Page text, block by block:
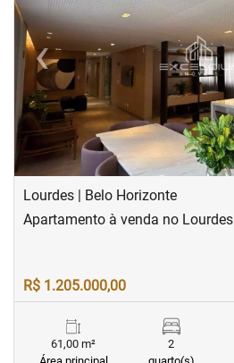
‹Previous
Lourdes | Belo Horizonte
Apartamento à venda no Lourdes
R$ 1.205.000,00
61,00 m²
2